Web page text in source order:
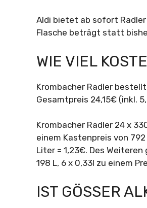
Aldi bietet ab sofort Radler
Flasche beträgt statt
WIE VIEL
Krombacher Radler
Gesamtpreis 24,15€ (inkl.
Krombacher Radler 24 x
einem Kastenpreis von
Liter = 1,23€. Des
198 L, 6 x 0,33l zu einem
IST GÖSSER